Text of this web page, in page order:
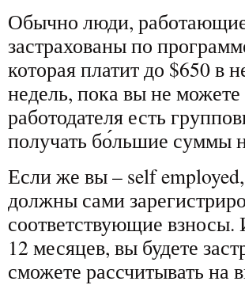
Обычно люди, работающие
застрахованы по
которая платит до $650 в
недель, пока вы не
работодателя есть
получать бо́льшие суммы
Если же вы – self
должны сами
соответствующие взносы.
12 месяцев, вы будете
сможете рассчитывать на